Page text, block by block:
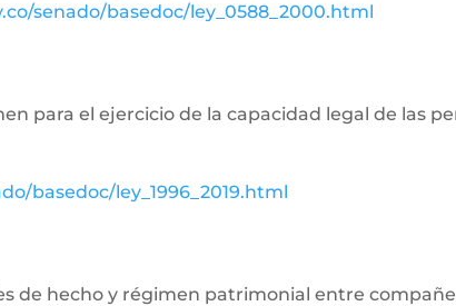
senado/basedoc/ley_0588_2000.html
para el ejercicio de la capacidad legal de las
basedoc/ley_1996_2019.html
de hecho y régimen patrimonial entre